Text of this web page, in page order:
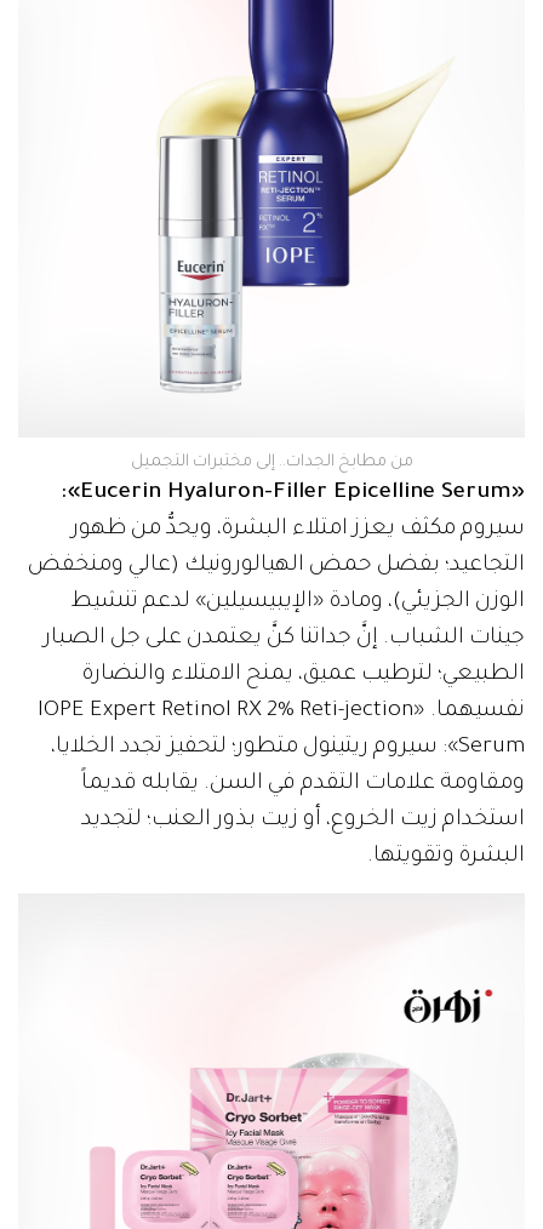
من مطابخ الجدات.. إلى مختبرات التجميل
«Eucerin Hyaluron-Filler Epicelline Serum»:
سيروم مكثف يعزز امتلاء البشرة، ويحدُّ من ظهور
التجاعيد؛ بفضل حمض الهيالورونيك (عالي ومنخفض
الوزن الجزيئي)، ومادة «الإيبيسيلين» لدعم تنشيط
جينات الشباب. إنَّ جداتنا كنَّ يعتمدن على جل الصبار
الطبيعي؛ لترطيب عميق، يمنح الامتلاء والنضارة
نفسيهما. «IOPE Expert Retinol RX 2% Reti-jection
Serum»: سيروم ريتينول متطور؛ لتحفيز تجدد الخلايا،
ومقاومة علامات التقدم في السن. يقابله قديماً
استخدام زيت الخروع، أو زيت بذور العنب؛ لتجديد
البشرة وتقويتها.